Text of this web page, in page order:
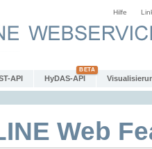
Hilfe
API HyDAS-API
Web